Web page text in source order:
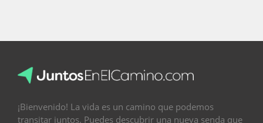
¡Bienvenido! La vida es un camino que podemos
transitar juntos. Puedes descubrir una nueva senda que